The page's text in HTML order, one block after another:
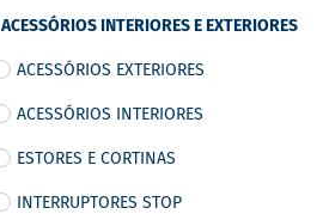
ACESSÓRIOS INTERIORES E EXTERIORES
ACESSÓRIOS EXTERIORES
ACESSÓRIOS INTERIORES
ESTORES E CORTINAS
INTERRUPTORES STOP